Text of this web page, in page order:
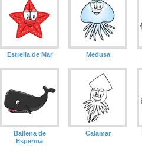
Estrella de Mar Medusa
Ballena de
Esperma
Calamar